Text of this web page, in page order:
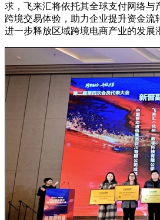
求，飞来汇将依托其全球支付网络与
跨境交易体验，助力企业提升资金流
进一步释放区域跨境电商产业的发展